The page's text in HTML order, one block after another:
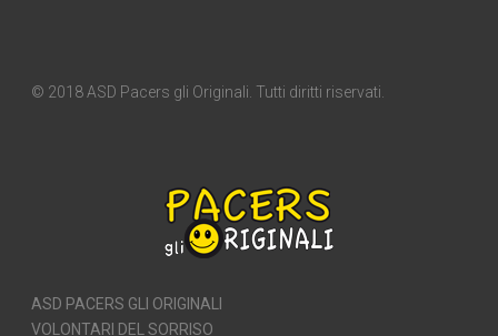
© 2018 ASD Pacers gli Originali. Tutti diritti riservati.
ASD PACERS GLI ORIGINALI
VOLONTARI DEL SORRISO